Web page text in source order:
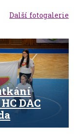
Další fotogalerie
DAC